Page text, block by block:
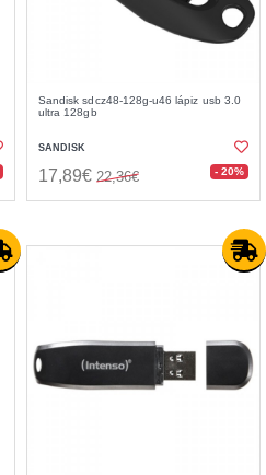
Sandisk sdcz48-128g-u46 lápiz usb 3.0
ultra 128gb
SANDISK
17,89€ 22,36€ - 20%